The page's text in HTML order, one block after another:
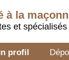
à la
et spécialisés
profil